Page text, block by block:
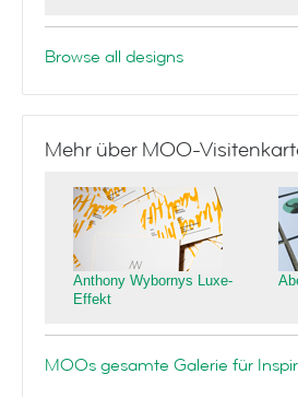
Browse all designs
Mehr über MOO-
Anthony Wybornys Luxe-
Effekt
MOOs gesamte Galerie für